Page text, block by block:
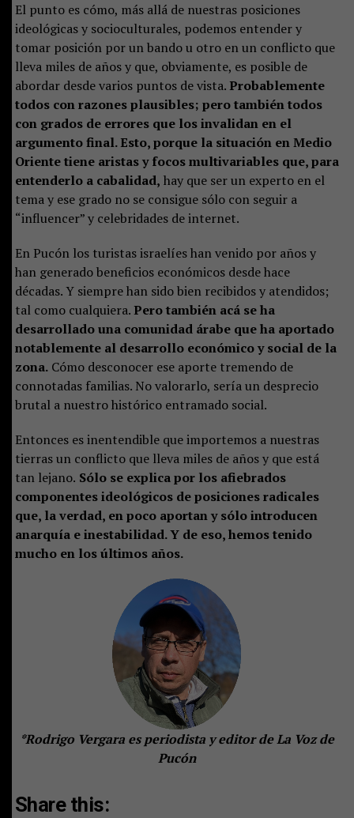
El punto es cómo, más allá de nuestras posiciones
ideológicas y socioculturales, podemos entender y
tomar posición por un bando u otro en un conflicto que
lleva miles de años y que, obviamente, es posible de
abordar desde varios puntos de vista. Probablemente
todos con razones plausibles; pero también todos
con grados de errores que los invalidan en el
argumento final. Esto, porque la situación en Medio
Oriente tiene aristas y focos multivariables que, para
entenderlo a cabalidad, hay que ser un experto en el
tema y ese grado no se consigue sólo con seguir a
“influencer” y celebridades de internet.
En Pucón los turistas israelíes han venido por años y
han generado beneficios económicos desde hace
décadas. Y siempre han sido bien recibidos y atendidos;
tal como cualquiera. Pero también acá se ha
desarrollado una comunidad árabe que ha aportado
notablemente al desarrollo económico y social de la
zona.Cómo desconocer ese aporte tremendo de
connotadas familias. No valorarlo, sería un desprecio
brutal a nuestro histórico entramado social.
Entonces es inentendible que importemos a nuestras
tierras un conflicto que lleva miles de años y que está
tan lejano. Sólo se explica por los afiebrados
componentes ideológicos de posiciones radicales
que, la verdad, en poco aportan y sólo introducen
anarquía e inestabilidad. Y de eso, hemos tenido
mucho en los últimos años.
*Rodrigo Vergara es periodista y editor de La Voz de
Pucón
Share this: